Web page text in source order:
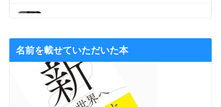
名前を載せていただいた本